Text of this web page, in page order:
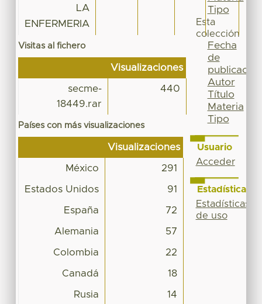
LA
ENFERMERIA
Visitas al fichero
Visualizaciones
secme-
18449.rar
440
Países con más visualizaciones
Visualizaciones
México 291
Estados Unidos 91
España 72
Alemania 57
Colombia 22
Canadá 18
Rusia 14
Tipo
Esta
colección
Fecha
de
publicación
Autor
Título
Materia
Tipo
Usuario
Acceder
Estadísticas
Estadísticas
de uso